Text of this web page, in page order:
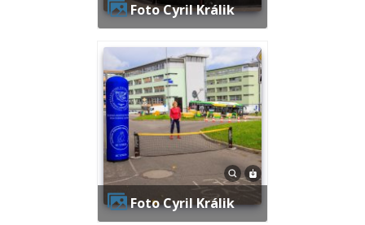
Foto Cyril Králik
Foto Cyril Králik